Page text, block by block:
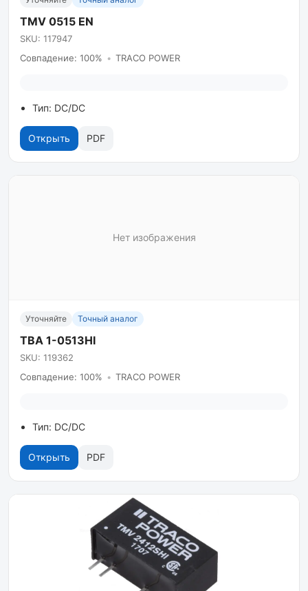
TMV 0515 EN
SKU: 117947
Совпадение: 100% • TRACO POWER
Тип: DC/DC
Открыть PDF
Нет изображения
Уточняйте Точный аналог
TBA 1-0513HI
SKU: 119362
Совпадение: 100% • TRACO POWER
Тип: DC/DC
Открыть PDF